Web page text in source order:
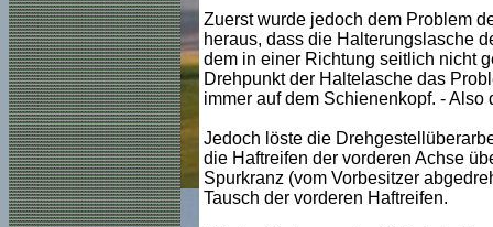
Zuerst wurde jedoch dem Problem
heraus, dass die Halterungslasche
dem in einer Richtung seitlich nicht
Drehpunkt der Haltelasche das
immer auf dem Schienenkopf. -
Jedoch löste die
die Haftreifen der vorderen Achse
Spurkranz (vom Vorbesitzer
Tausch der vorderen Haftreifen.